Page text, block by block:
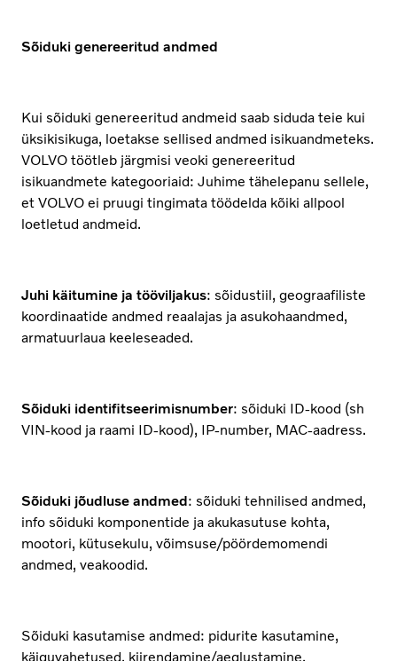
Sõiduki genereeritud andmed
Kui sõiduki genereeritud andmeid saab siduda teie kui
üksikisikuga, loetakse sellised andmed isikuandmeteks.
VOLVO töötleb järgmisi veoki genereeritud
isikuandmete kategooriaid: Juhime tähelepanu sellele,
et VOLVO ei pruugi tingimata töödelda kõiki allpool
loetletud andmeid.
Juhi käitumine ja tööviljakus: sõidustiil, geograafiliste
koordinaatide andmed reaalajas ja asukohaandmed,
armatuurlaua keeleseaded.
Sõiduki identifitseerimisnumber: sõiduki ID-kood (sh
VIN-kood ja raami ID-kood), IP-number, MAC-aadress.
Sõiduki jõudluse andmed: sõiduki tehnilised andmed,
info sõiduki komponentide ja akukasutuse kohta,
mootori, kütusekulu, võimsuse/pöördemomendi
andmed, veakoodid.
Sõiduki kasutamise andmed: pidurite kasutamine,
käiguvahetused, kiirendamine/aeglustamine,